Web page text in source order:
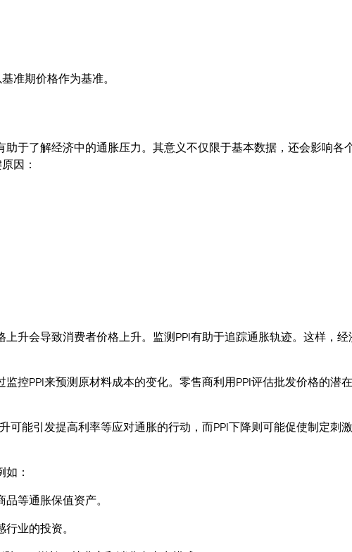
准期价格作为基准。
于了解经济中的通胀压力。其意义不仅限于基本数据，还会影响各
因：
升会导致消费者价格上升。监测PPI有助于追踪通胀轨迹。这样，经
控PPI来预测原材料成本的变化。零售商利用PPI评估批发价格的潜
可能引发提高利率等应对通胀的行动，而PPI下降则可能促使制定刺
：
等通胀保值资产。
业的投资。